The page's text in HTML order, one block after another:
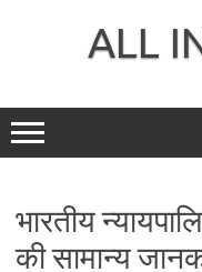
ALL
भारतीय
की सामान्य